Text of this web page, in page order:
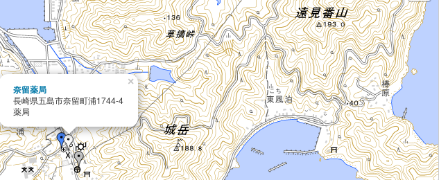
奈留薬局
長崎県五島市奈留町浦1744-4
薬局
×